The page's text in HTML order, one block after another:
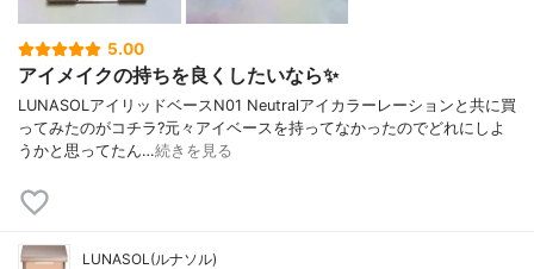
5.00
アイメイクの持ちを良くしたいなら✨
LUNASOLアイリッドベースN01 Neutralアイカラーレーションと共に買
ってみたのがコチラ?元々アイベースを持ってなかったのでどれにしよ
うかと思ってたん…続きを見る
LUNASOL(ルナソル)